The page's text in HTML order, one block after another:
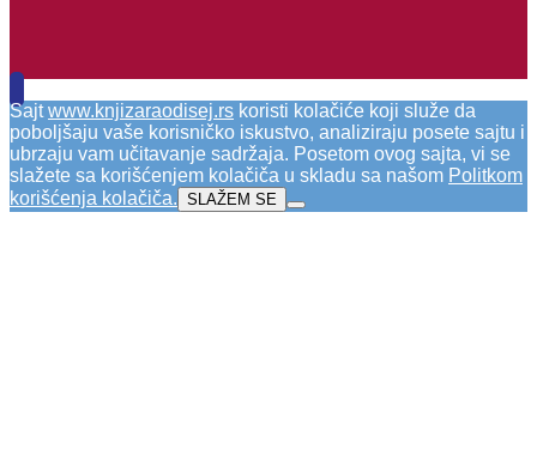
Sajtwww.knjizaraodisej.rs koristi kolačiće koji služe da
poboljšaju vaše korisničko iskustvo, analiziraju posete sajtu i
ubrzaju vam učitavanje sadržaja. Posetom ovog sajta, vi se
slažete sa korišćenjem kolačiča u skladu sa našom Politkom
korišćenja kolačiča. SLAŽEM SE